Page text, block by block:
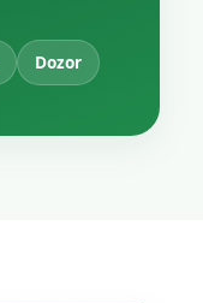
Dozor